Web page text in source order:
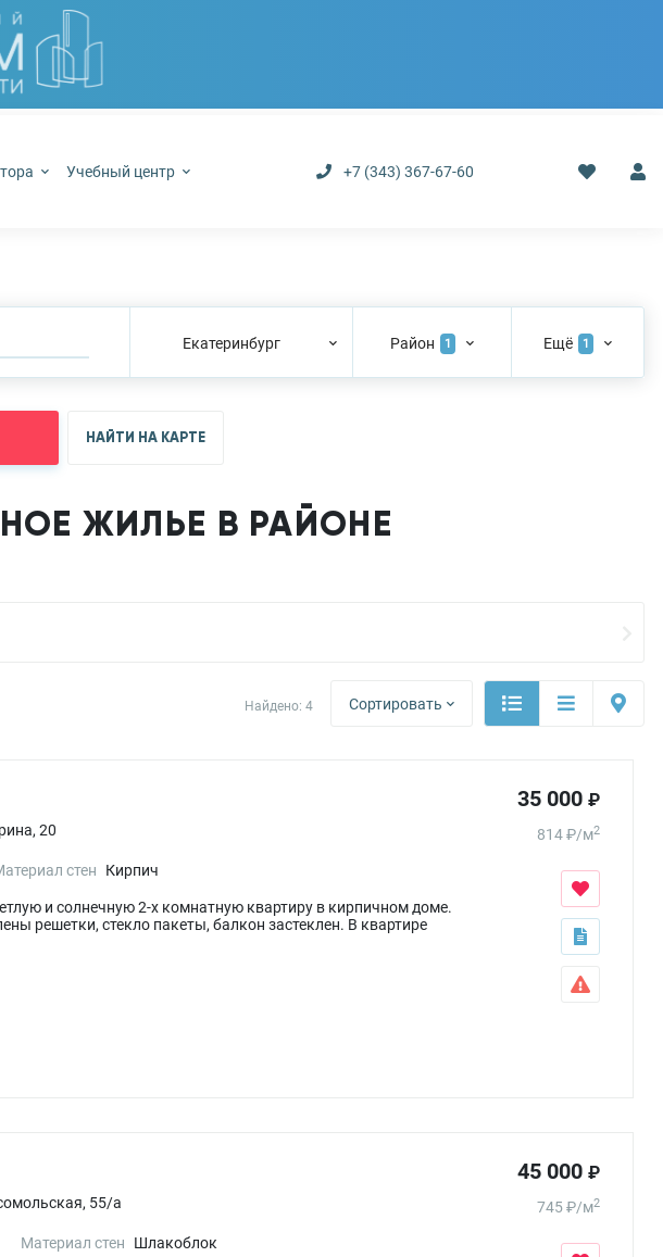
Учебный центр +7 (343) 367-67-60
Екатеринбург Район 1 Ещё 1
НАЙТИ НА КАРТЕ
ЖИЛЬЕ В РАЙОНЕ
Найдено: 4 Сортировать
20
стен Кирпич
и солнечную 2-х комнатную квартиру в кирпичном доме.
решетки, стекло пакеты, балкон застеклен. В квартире
35 000 ₽
814₽/м2
55/а
Материал стен Шлакоблок
45 000 ₽
745₽/м2